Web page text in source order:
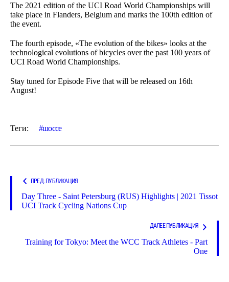
The 2021 edition of the UCI Road World Championships will
take place in Flanders, Belgium and marks the 100th edition of
the event.
The fourth episode, «The evolution of the bikes» looks at the
technological evolutions of bicycles over the past 100 years of
UCI Road World Championships.
Stay tuned for Episode Five that will be released on 16th
August!
Теги: шоссе
ПРЕД. ПУБЛИКАЦИЯ
Day Three - Saint Petersburg (RUS) Highlights | 2021 Tissot
UCI Track Cycling Nations Cup
ДАЛЕЕ ПУБЛИКАЦИЯ
Training for Tokyo: Meet the WCC Track Athletes - Part
One